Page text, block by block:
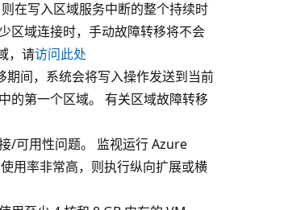
在写入区域服务中断的整个持续时
区域连接时，手动故障转移将不会
，请访问此处
期间，系统会将写入操作发送到当前
的第一个区域。 有关区域故障转移
/可用性问题。 监视运行 Azure
用率非常高，则执行纵向扩展或横